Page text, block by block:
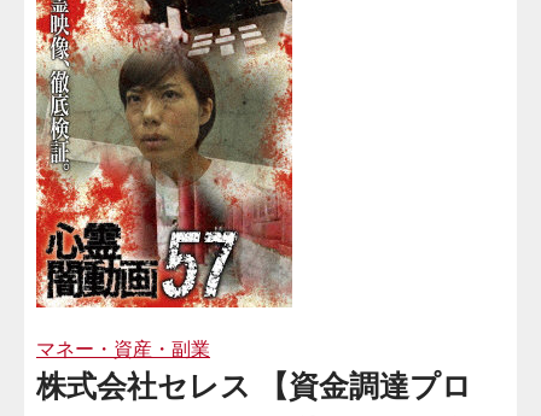
マネー・資産・副業
株式会社セレス 【資金調達プロ